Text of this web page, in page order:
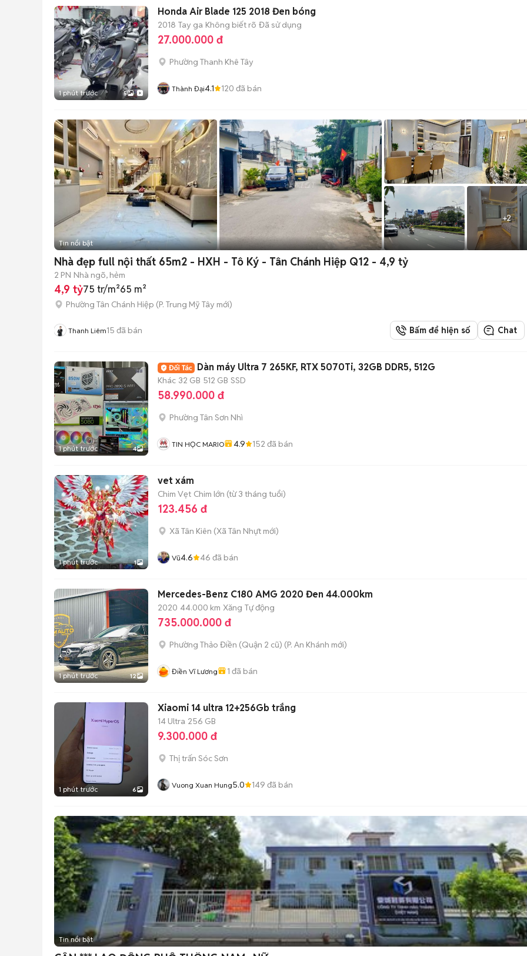
1 phút trước 5
Honda Air Blade 125 2018 Đen bóng
2018 Tay ga Không biết rõ Đã sử dụng
27.000.000 đ
Phường Thanh Khê Tây
Thành Đại4.1 120 đã bán
+2
Tin nổi bật
Nhà đẹp full nội thất 65m2 - HXH - Tô Ký - Tân Chánh Hiệp Q12 - 4,9 tỷ
2 PN Nhà ngõ, hẻm
4,9 tỷ75 tr/m²65 m²
Phường Tân Chánh Hiệp (P. Trung Mỹ Tây mới)
Thanh Liêm15 đã bán Bấm để hiện số Chat
1 phút trước 4
Dàn máy Ultra 7 265KF, RTX 5070Ti, 32GB DDR5, 512G
Khác 32 GB 512 GB SSD
58.990.000 đ
Phường Tân Sơn Nhì
TIN HỌC MARIO 4.9 152 đã bán
1 phút trước 1
vet xám
Chim Vẹt Chim lớn (từ 3 tháng tuổi)
123.456 đ
Xã Tân Kiên (Xã Tân Nhựt mới)
Vũ4.6 46 đã bán
1 phút trước 12
Mercedes-Benz C180 AMG 2020 Đen 44.000km
2020 44.000 km Xăng Tự động
735.000.000 đ
Phường Thảo Điền (Quận 2 cũ) (P. An Khánh mới)
Điền Vĩ Lương 1 đã bán
1 phút trước 6
Xiaomi 14 ultra 12+256Gb trắng
14 Ultra 256 GB
9.300.000 đ
Thị trấn Sóc Sơn
Vuong Xuan Hung5.0 149 đã bán
Tin nổi bật